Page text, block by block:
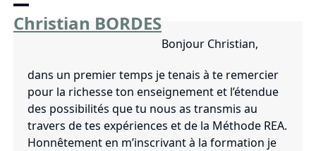
Skip
Christian BORDES
Open
menu
Close
menu
Bonjour Christian,
dans un premier temps je tenais à te remercier
pour la richesse ton enseignement et l’étendue
des possibilités que tu nous as transmis au
travers de tes expériences et de la Méthode REA.
Honnêtement en m’inscrivant à la formation je